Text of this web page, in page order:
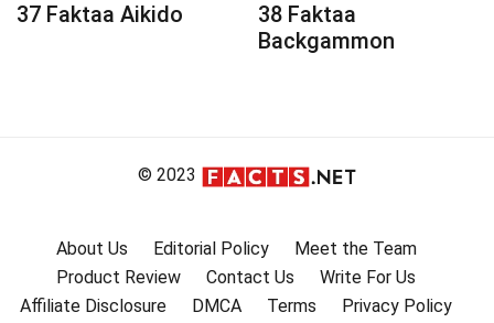
37 Faktaa Aikido
38 Faktaa
Backgammon
© 2023
About Us Editorial Policy
Meet the Team
Product Review
Contact Us
Write For Us
Affiliate Disclosure
DMCA Terms
Privacy Policy